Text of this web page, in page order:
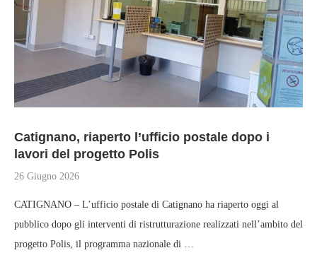
Catignano, riaperto l’ufficio postale dopo i
lavori del progetto Polis
26 Giugno 2026
CATIGNANO – L’ufficio postale di Catignano ha riaperto oggi al
pubblico dopo gli interventi di ristrutturazione realizzati nell’ambito del
progetto Polis, il programma nazionale di …